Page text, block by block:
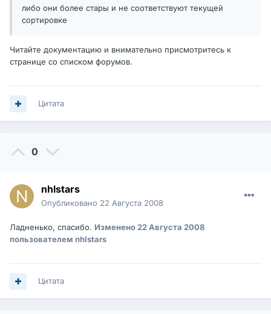
либо они более стары и не соответствуют текущей
сортировке
Читайте документацию и внимательно присмотритесь к
странице со списком форумов.
Цитата
0
nhlstars
Опубликовано 22 Августа 2008
Ладненько, спасибо. Изменено22 Августа 2008
пользователем nhlstars
Цитата